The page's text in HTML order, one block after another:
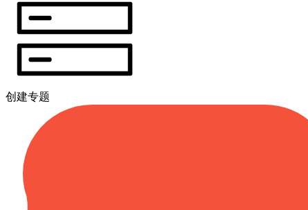
创建专题